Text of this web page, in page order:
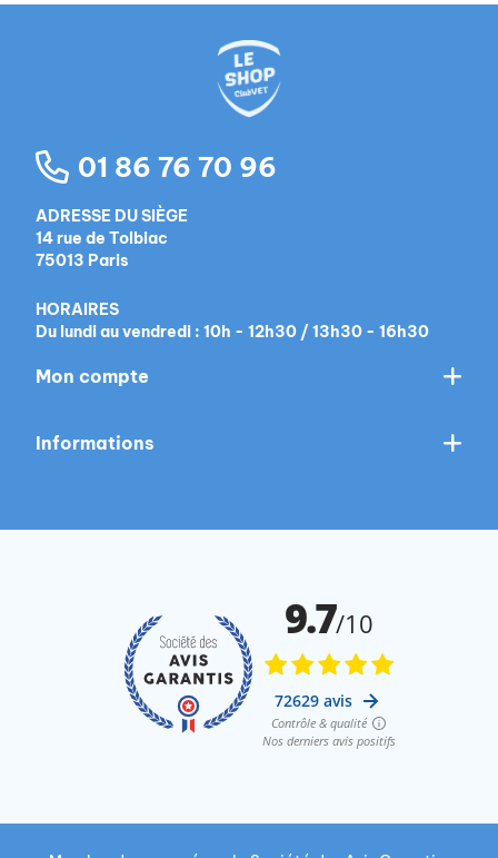
01 86 76 70 96
ADRESSE DU SIÈGE
14 rue de Tolbiac
75013 Paris
HORAIRES
Du lundi au vendredi : 10h - 12h30 / 13h30 - 16h30
Mon compte
Informations